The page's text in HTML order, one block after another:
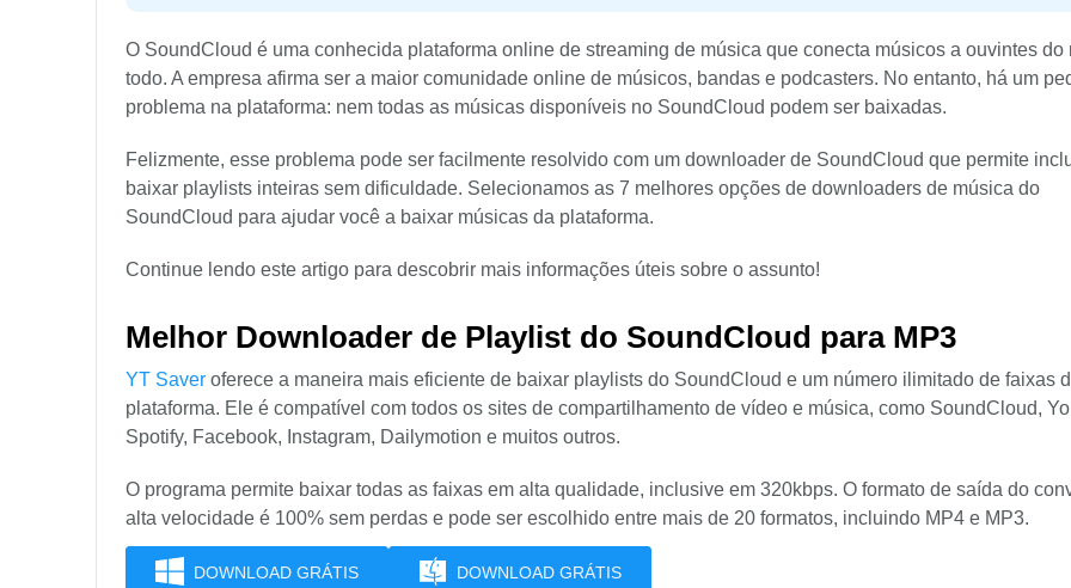
O SoundCloud é uma conhecida plataforma online de streaming de música que conecta músicos a ouvintes do
todo. A empresa afirma ser a maior comunidade online de músicos, bandas e podcasters. No entanto, há um
problema na plataforma: nem todas as músicas disponíveis no SoundCloud podem ser baixadas.
Felizmente, esse problema pode ser facilmente resolvido com um downloader de SoundCloud que permite
baixar playlists inteiras sem dificuldade. Selecionamos as 7 melhores opções de downloaders de música do
SoundCloud para ajudar você a baixar músicas da plataforma.
Continue lendo este artigo para descobrir mais informações úteis sobre o assunto!
Melhor Downloader de Playlist do SoundCloud para MP3
YT Saver oferece a maneira mais eficiente de baixar playlists do SoundCloud e um número ilimitado de faixas
plataforma. Ele é compatível com todos os sites de compartilhamento de vídeo e música, como SoundCloud,
Spotify, Facebook, Instagram, Dailymotion e muitos outros.
O programa permite baixar todas as faixas em alta qualidade, inclusive em 320kbps. O formato de saída do
alta velocidade é 100% sem perdas e pode ser escolhido entre mais de 20 formatos, incluindo MP4 e MP3.
DOWNLOAD GRÁTIS DOWNLOAD GRÁTIS